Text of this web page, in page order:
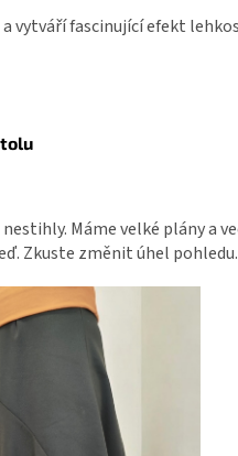
vytváří fascinující efekt
nestihly. Máme velké plány a
Zkuste změnit úhel pohledu.